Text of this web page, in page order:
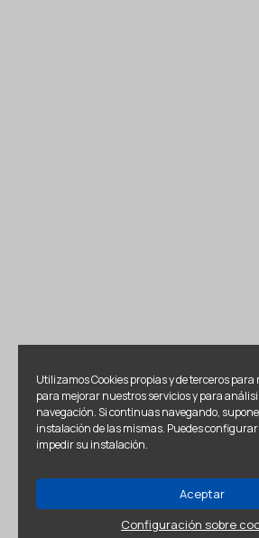
Utilizamos Cookies propias y de terceros
para mejorar nuestros servicios y para
navegación. Si continuas navegando,
instalación de las mismas. Puedes
impedir su instalación.
Aceptar
Configuración sobre